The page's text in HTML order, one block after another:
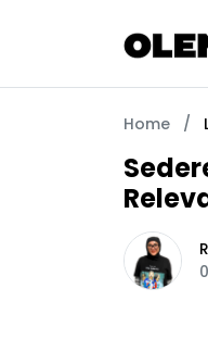
Home /